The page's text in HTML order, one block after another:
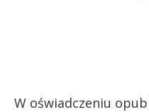
W oświadczeniu